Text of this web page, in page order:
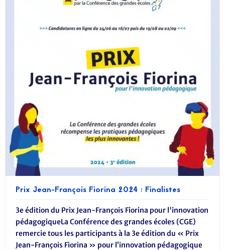
Prix Jean-François Fiorina 2024 : Finalistes
3e édition du Prix Jean-François Fiorina pour l'innovation
pédagogiqueLa Conférence des grandes écoles (CGE)
remercie tous les participants à la 3e édition du « Prix
Jean-François Fiorina » pour l’innovation pédagogique